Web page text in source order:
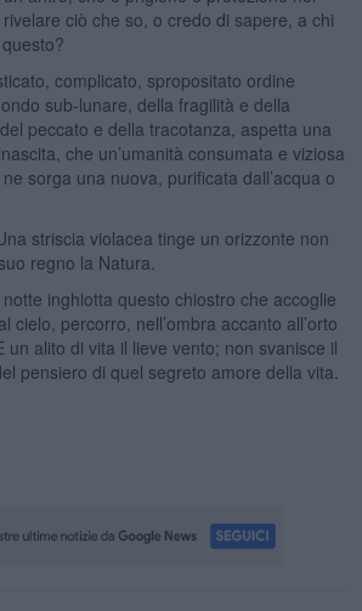
ciò che so, o credo di sapere, a chi
complicato, spropositato ordine
sub-lunare, della fragilità e della
peccato e della tracotanza, aspetta una
che un’umanità consumata e viziosa
sorga una nuova, purificata dall’acqua o
striscia violacea tinge un orizzonte non
regno la Natura.
inghiotta questo chiostro che accoglie
cielo, percorro, nell’ombra accanto all’orto
un alito di vita il lieve vento; non svanisce il
pensiero di quel segreto amore della vita.